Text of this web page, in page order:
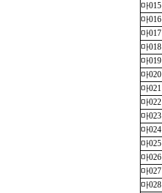
마015
마016
마017
마018
마019
마020
마021
마022
마023
마024
마025
마026
마027
마028